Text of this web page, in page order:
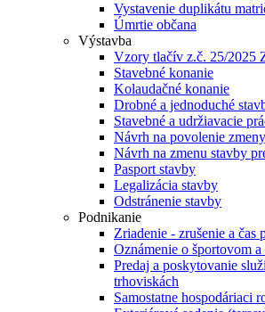
Vystavenie duplikátu
Úmrtie občana
Výstavba
Vzory tlačív z.č. 25/2025
Stavebné konanie
Kolaudačné konanie
Drobné a jednoduché
Stavebné a udržiavacie
Návrh na povolenie
Návrh na zmenu stavby
Pasport stavby
Legalizácia stavby
Odstránenie stavby
Podnikanie
Zriadenie - zrušenie a čas
Oznámenie o športovom
Predaj a poskytovanie
trhoviskách
Samostatne hospodáriaci